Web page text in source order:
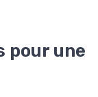
pour une